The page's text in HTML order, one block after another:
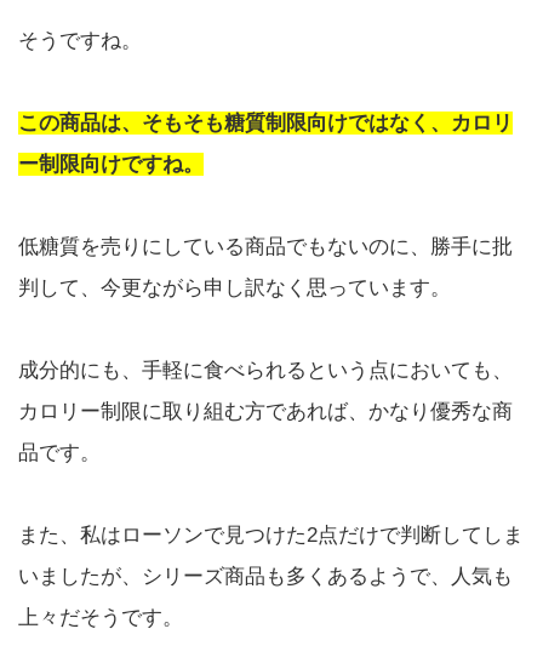
そうですね。
この商品は、そもそも糖質制限向けではなく、カロリ
ー制限向けですね。
低糖質を売りにしている商品でもないのに、勝手に批
判して、今更ながら申し訳なく思っています。
成分的にも、手軽に食べられるという点においても、
カロリー制限に取り組む方であれば、かなり優秀な商
品です。
また、私はローソンで見つけた2点だけで判断してしま
いましたが、シリーズ商品も多くあるようで、人気も
上々だそうです。